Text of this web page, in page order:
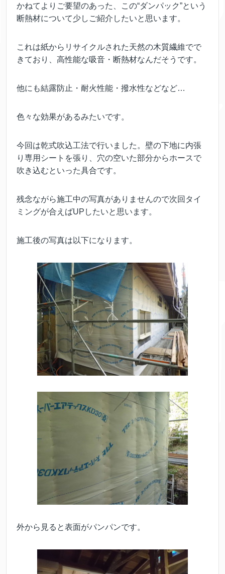
かねてよりご要望のあった、この“ダンパック”という
断熱材について少しご紹介したいと思います。
これは紙からリサイクルされた天然の木質繊維でで
きており、高性能な吸音・断熱材なんだそうです。
他にも結露防止・耐火性能・撥水性などなど…
色々な効果があるみたいです。
今回は乾式吹込工法で行いました。壁の下地に内張
り専用シートを張り、穴の空いた部分からホースで
吹き込むといった具合です。
残念ながら施工中の写真がありませんので次回タイ
ミングが合えばUPしたいと思います。
施工後の写真は以下になります。
外から見ると表面がパンパンです。